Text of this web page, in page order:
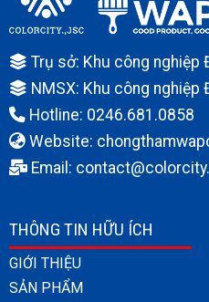
Trụ sở: Khu công nghiệp
NMSX: Khu công nghiệp
Hotline: 0246.681.0858
Website:
Email:
THÔNG TIN HỮU ÍCH
GIỚI THIỆU
SẢN PHẨM